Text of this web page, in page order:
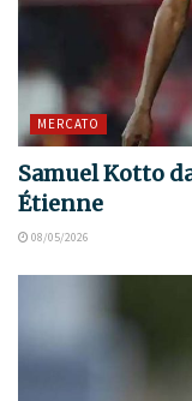
MERCATO
Samuel Kotto
Étienne
08/05/2026